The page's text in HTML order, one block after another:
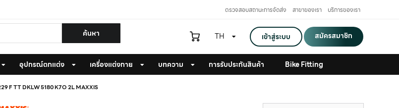
ตรวจสอบสถานะการจัดส่ง สาขาของเรา บริการของเรา
ค้นหา เข้าสู่ระบบ สมัครสมาชิก
TH
อุปกรณ์ตกแต่ง เครื่องแต่งกาย บทความ การรับประกันสินค้า Bike Fitting
F TT DKLW 5180 K7O 2L MAXXIS